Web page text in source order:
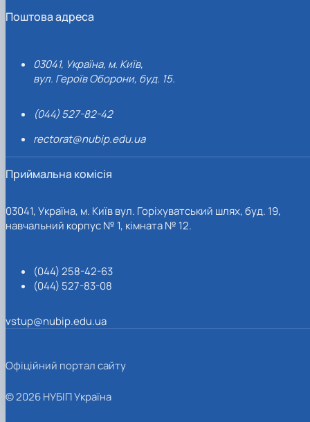
Поштова адреса
03041, Україна, м. Київ,
вул. Героїв Оборони, буд. 15.
(044) 527-82-42
rectorat@nubip.edu.ua
Приймальна комісія
03041, Україна, м. Київ вул. Горіхуватський шлях, буд. 19,
навчальний корпус № 1, кімната № 12.
(044) 258-42-63
(044) 527-83-08
vstup@nubip.edu.ua
Офіційний портал сайту
© 2026 НУБІП Україна